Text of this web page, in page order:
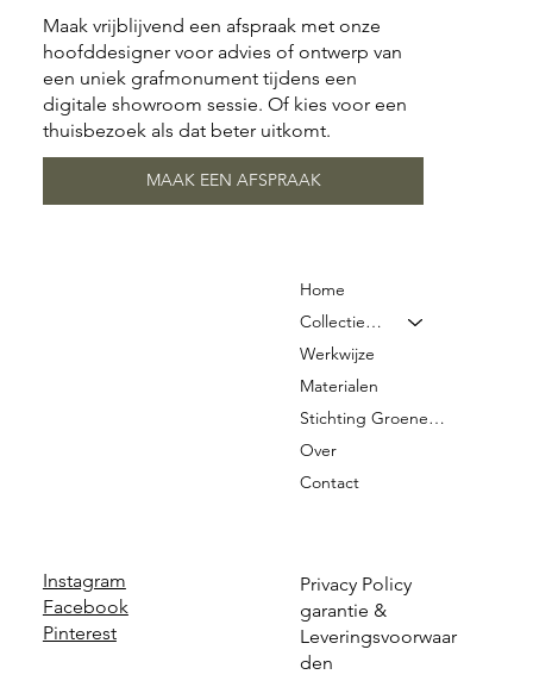
Instagram
Facebook
Pinterest
Privacy Policy
garantie &
Leveringsvoorwaar
den
Home
Collectie & Prijzen
Werkwijze
Materialen
Stichting Groene Graven
Over
Contact
Maak vrijblijvend een afspraak met onze
hoofddesigner voor advies of ontwerp van
een uniek grafmonument tijdens een
digitale showroom sessie. Of kies voor een
thuisbezoek als dat beter uitkomt.
MAAK EEN AFSPRAAK